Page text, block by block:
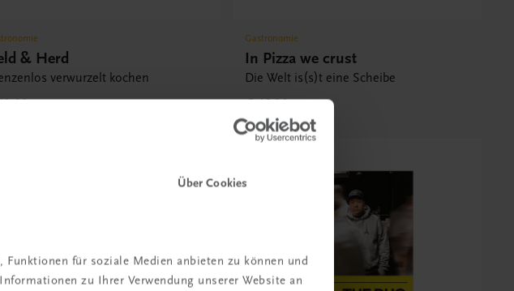
Über Cookies
für soziale Medien anbieten zu können und
zu Ihrer Verwendung unserer Website an
& Herd
verwurzelt kochen
Gastronomie
In Pizza we crust
Die Welt is(s)t eine Scheibe
€ 46,30